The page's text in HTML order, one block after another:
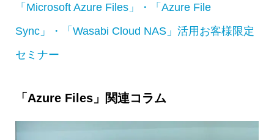
「Microsoft Azure Files」・「Azure File
Sync」・「Wasabi Cloud NAS」活用お客様限定
セミナー
「Azure Files」関連コラム